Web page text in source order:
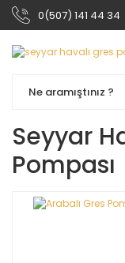
0(507) 141 44 34
Seyyar
Pompası